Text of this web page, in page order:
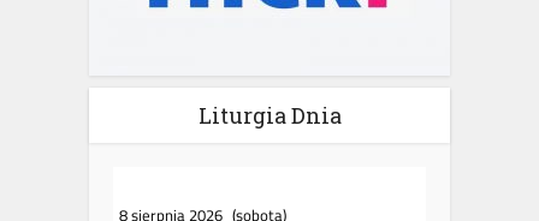
Liturgia Dnia